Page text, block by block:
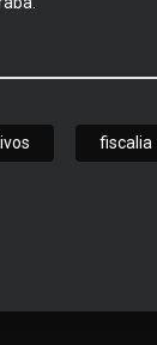
fiscalia